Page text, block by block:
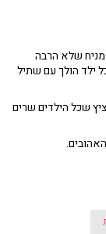
מניח שלא הרבה
ילד הולך עם שתיל
שכל הילדים שרים